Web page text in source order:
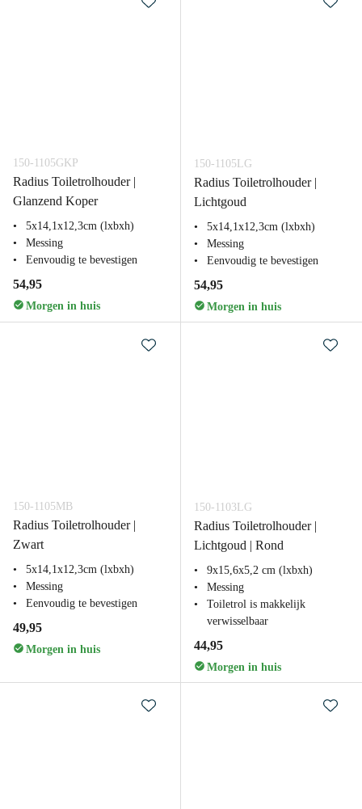
150-1105GKP
Radius Toiletrolhouder |
Glanzend Koper
5x14,1x12,3cm (lxbxh)
Messing
Eenvoudig te bevestigen
54,95
Morgen in huis
150-1105LG
Radius Toiletrolhouder |
Lichtgoud
5x14,1x12,3cm (lxbxh)
Messing
Eenvoudig te bevestigen
54,95
Morgen in huis
150-1105MB
Radius Toiletrolhouder |
Zwart
5x14,1x12,3cm (lxbxh)
Messing
Eenvoudig te bevestigen
49,95
Morgen in huis
150-1103LG
Radius Toiletrolhouder |
Lichtgoud | Rond
9x15,6x5,2 cm (lxbxh)
Messing
Toiletrol is makkelijk
verwisselbaar
44,95
Morgen in huis